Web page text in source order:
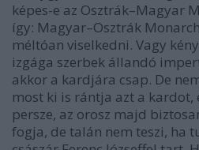
képes-e az Osztrák–Magyar
így: Magyar–Osztrák
méltóan viselkedni. Vagy
izgága szerbek állandó
akkor a kardjára csap. De
most ki is rántja azt a kardot,
persze, az orosz majd
fogja, de talán nem teszi, ha